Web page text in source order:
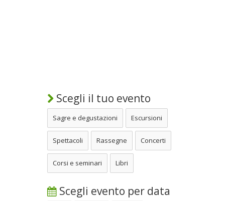
Scegli il tuo evento
Sagre e degustazioni Escursioni
Spettacoli Rassegne Concerti
Corsi e seminari Libri
Scegli evento per data